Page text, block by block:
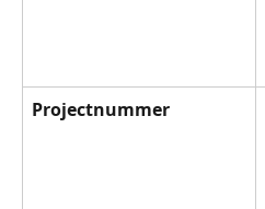
Projectnummer